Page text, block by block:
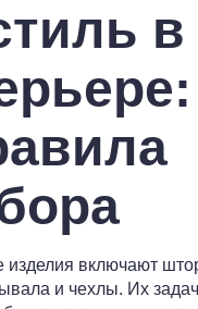
в
изделия включают
и чехлы. Их